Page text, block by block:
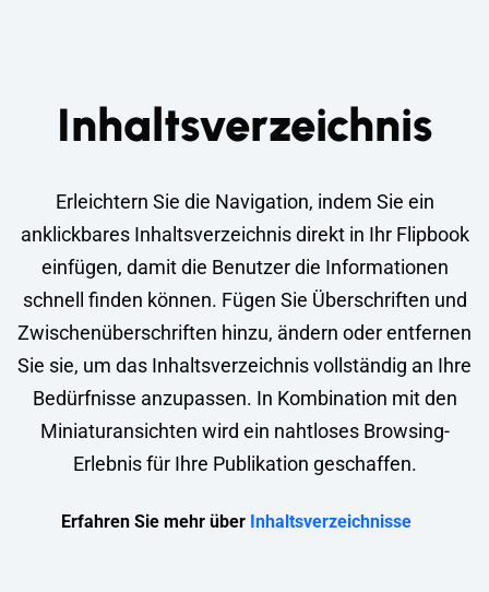
Inhaltsverzeichnis
Erleichtern Sie die Navigation, indem Sie ein
anklickbares Inhaltsverzeichnis direkt in Ihr Flipbook
einfügen, damit die Benutzer die Informationen
schnell finden können. Fügen Sie Überschriften und
Zwischenüberschriften hinzu, ändern oder entfernen
Sie sie, um das Inhaltsverzeichnis vollständig an Ihre
Bedürfnisse anzupassen. In Kombination mit den
Miniaturansichten wird ein nahtloses Browsing-
Erlebnis für Ihre Publikation geschaffen.
Erfahren Sie mehr über Inhaltsverzeichnisse